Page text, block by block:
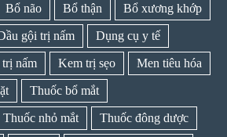
Bổ não Bổ thận Bổ xương khớp
gội trị nấm Dụng cụ y tế
nấm Kem trị sẹo Men tiêu hóa
Thuốc bổ mắt
Thuốc nhỏ mắt Thuốc đông dược